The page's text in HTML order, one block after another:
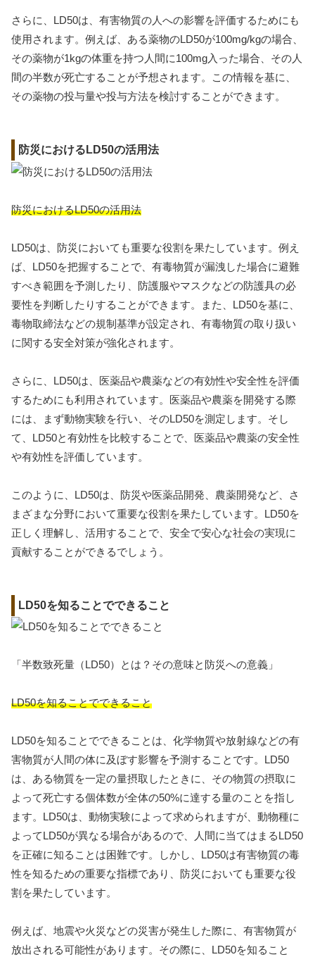
さらに、LD50は、有害物質の人への影響を評価するためにも
使用されます。例えば、ある薬物のLD50が100mg/kgの場合、
その薬物が1kgの体重を持つ人間に100mg入った場合、その人
間の半数が死亡することが予想されます。この情報を基に、
その薬物の投与量や投与方法を検討することができます。
防災におけるLD50の活用法
防災におけるLD50の活用法
LD50は、防災においても重要な役割を果たしています。例え
ば、LD50を把握することで、有毒物質が漏洩した場合に避難
すべき範囲を予測したり、防護服やマスクなどの防護具の必
要性を判断したりすることができます。また、LD50を基に、
毒物取締法などの規制基準が設定され、有毒物質の取り扱い
に関する安全対策が強化されます。
さらに、LD50は、医薬品や農薬などの有効性や安全性を評価
するためにも利用されています。医薬品や農薬を開発する際
には、まず動物実験を行い、そのLD50を測定します。そし
て、LD50と有効性を比較することで、医薬品や農薬の安全性
や有効性を評価しています。
このように、LD50は、防災や医薬品開発、農薬開発など、さ
まざまな分野において重要な役割を果たしています。LD50を
正しく理解し、活用することで、安全で安心な社会の実現に
貢献することができるでしょう。
LD50を知ることでできること
「半数致死量（LD50）とは？その意味と防災への意義」
LD50を知ることでできること
LD50を知ることでできることは、化学物質や放射線などの有
害物質が人間の体に及ぼす影響を予測することです。LD50
は、ある物質を一定の量摂取したときに、その物質の摂取に
よって死亡する個体数が全体の50%に達する量のことを指し
ます。LD50は、動物実験によって求められますが、動物種に
よってLD50が異なる場合があるので、人間に当てはまるLD50
を正確に知ることは困難です。しかし、LD50は有害物質の毒
性を知るための重要な指標であり、防災においても重要な役
割を果たしています。
例えば、地震や火災などの災害が発生した際に、有害物質が
放出される可能性があります。その際に、LD50を知ること